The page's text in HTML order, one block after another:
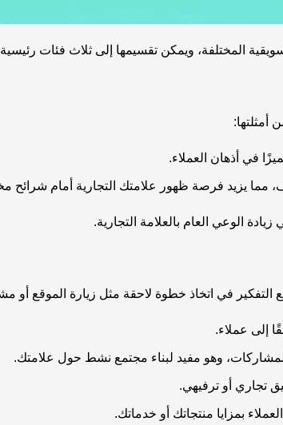
المختلفة، ويمكن تقسيمها إلى ثلاث فئات
الوعي العام بالعلامة التجارية.
في اتخاذ خطوة لاحقة مثل زيارة الموقع أو